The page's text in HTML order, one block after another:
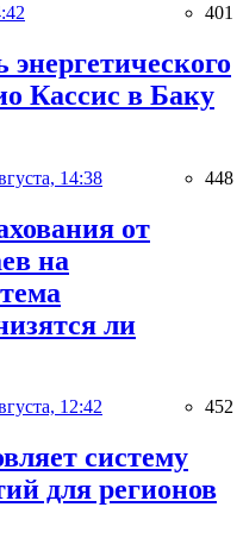
401
Кассис в Баку
14:38 448
от
на
ли
12:42 452
систему
для регионов